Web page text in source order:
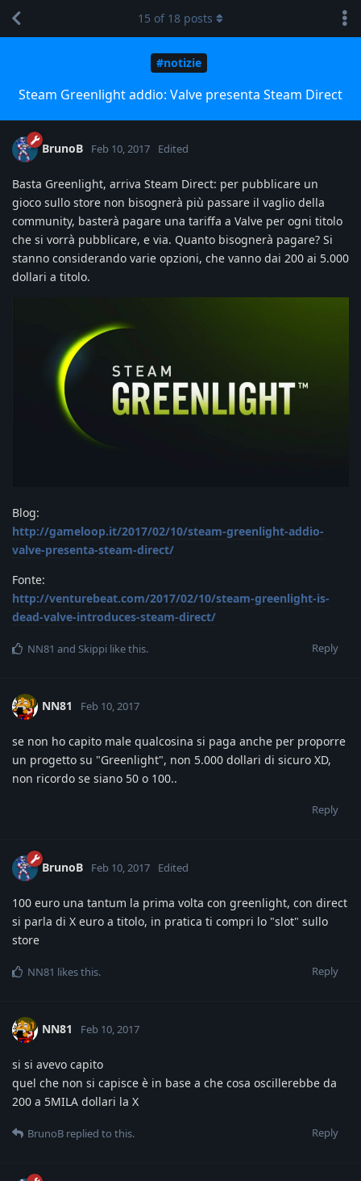
#notizie
Steam Greenlight addio: Valve presenta Steam Direct
15 of 18 posts
BrunoB Feb 10, 2017 Edited
Basta Greenlight, arriva Steam Direct: per pubblicare un
gioco sullo store non bisognerà più passare il vaglio della
community, basterà pagare una tariffa a Valve per ogni titolo
che si vorrà pubblicare, e via. Quanto bisognerà pagare? Si
stanno considerando varie opzioni, che vanno dai 200 ai 5.000
dollari a titolo.
Blog:
http://gameloop.it/2017/02/10/steam-greenlight-addio-
valve-presenta-steam-direct/
Fonte:
http://venturebeat.com/2017/02/10/steam-greenlight-is-
dead-valve-introduces-steam-direct/
Reply
NN81 and Skippi like this.
NN81 Feb 10, 2017
se non ho capito male qualcosina si paga anche per proporre
un progetto su "Greenlight", non 5.000 dollari di sicuro XD,
non ricordo se siano 50 o 100..
Reply
BrunoB Feb 10, 2017 Edited
100 euro una tantum la prima volta con greenlight, con direct
si parla di X euro a titolo, in pratica ti compri lo "slot" sullo
store
Reply
NN81 likes this.
NN81 Feb 10, 2017
si si avevo capito
quel che non si capisce è in base a che cosa oscillerebbe da
200 a 5MILA dollari la X
Reply
BrunoB replied to this.